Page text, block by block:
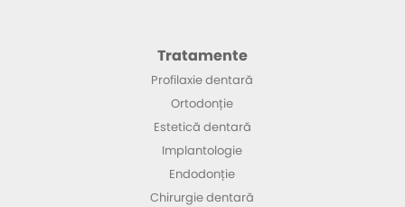
Tratamente
Profilaxie dentară
Ortodonție
Estetică dentară
Implantologie
Endodonție
Chirurgie dentară